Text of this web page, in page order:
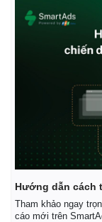
Cuộc sống đó đây
Hướng dẫn cách
Tham khảo ngay
cáo mới trên